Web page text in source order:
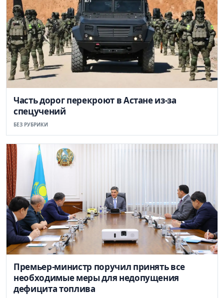
Часть дорог перекроют в Астане из-за
спецучений
БЕЗ РУБРИКИ
Премьер-министр поручил принять все
необходимые меры для недопущения
дефицита топлива